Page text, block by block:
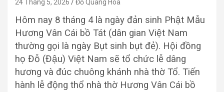
24 Tháng 5, 2026 Đỗ Quang Hòa
Hôm nay 8 tháng 4 là ngày đản sinh Phật Mẫu
Hương Vân Cái bồ Tát (dân gian Việt Nam
thường gọi là ngày Bụt sinh bụt đẻ). Hội đồng
họ Đỗ (Đậu) Việt Nam sẽ tổ chức lễ dâng
hương và đúc chuông khánh nhà thờ Tổ. Tiến
hành lễ động thổ nhà thờ Hương Vân Cái bồ